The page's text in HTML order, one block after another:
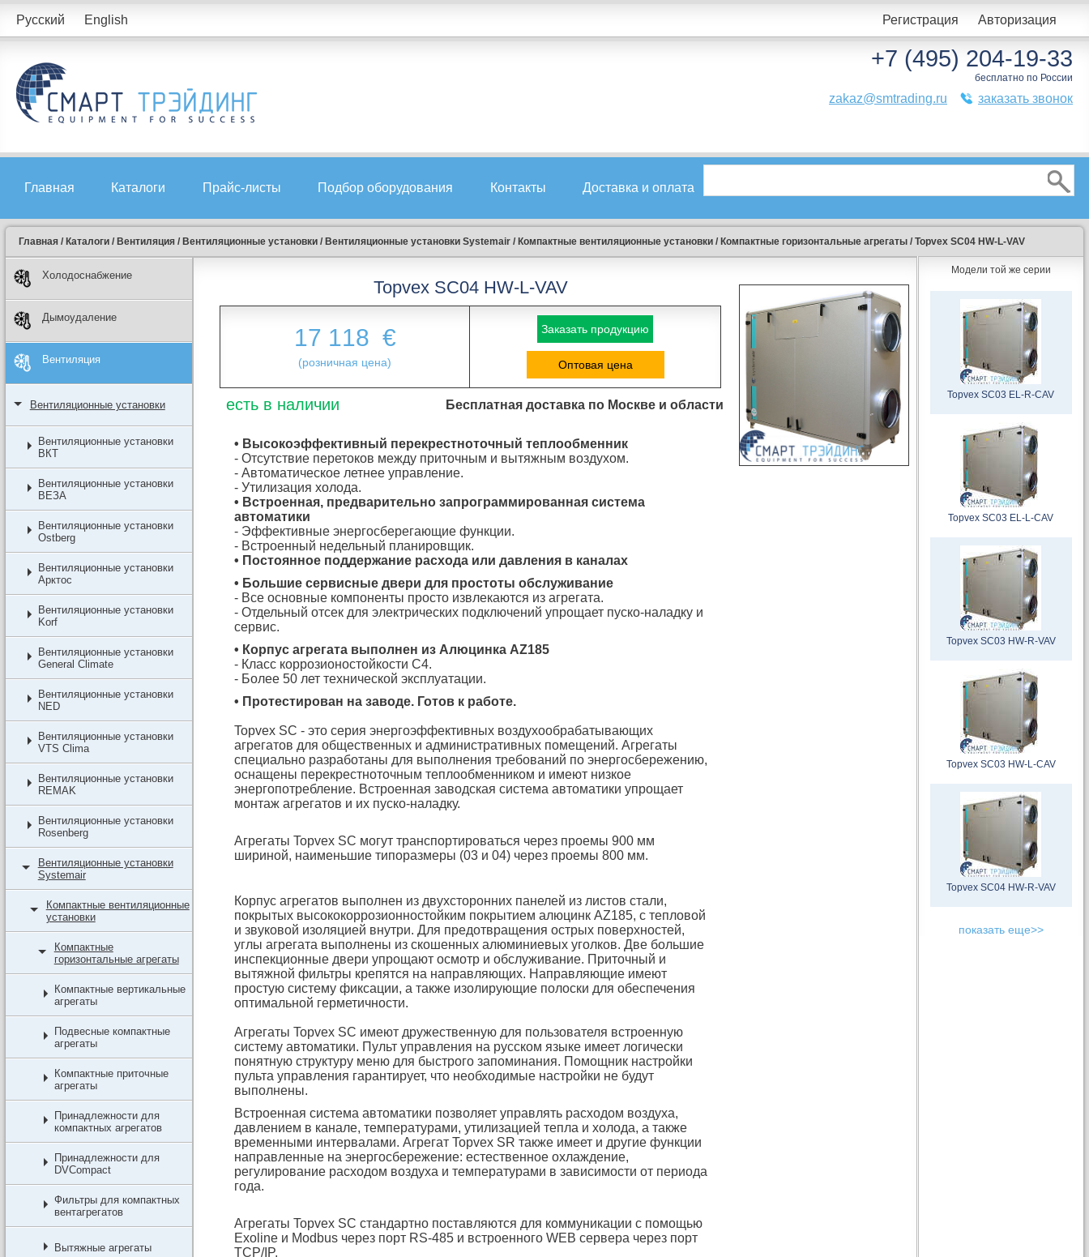
Русский English Регистрация Авторизация
+7 (495) 204-19-33
бесплатно по России
zakaz@smtrading.ru заказать звонок
Главная Каталоги Прайс-листы Подбор оборудования Контакты Доставка и оплата
Главная / Каталоги / Вентиляция / Вентиляционные установки / Вентиляционные установки Systemair / Компактные вентиляционные установки / Компактные горизонтальные агрегаты / Topvex SC04 HW-L-VAV
Холодоснабжение
Дымоудаление
Вентиляция
Вентиляционные установки
Вентиляционные установки
ВКТ
Вентиляционные установки
ВЕЗА
Вентиляционные установки
Ostberg
Вентиляционные установки
Арктос
Вентиляционные установки
Korf
Вентиляционные установки
General Climate
Вентиляционные установки
NED
Вентиляционные установки
VTS Clima
Вентиляционные установки
REMAK
Вентиляционные установки
Rosenberg
Вентиляционные установки
Systemair
Компактные вентиляционные
установки
Компактные
горизонтальные агрегаты
Компактные вертикальные
агрегаты
Подвесные компактные
агрегаты
Компактные приточные
агрегаты
Принадлежности для
компактных агрегатов
Принадлежности для
DVCompact
Фильтры для компактных
вентагрегатов
Вытяжные агрегаты
Topvex SC04 HW-L-VAV
17 118 €
(розничная цена)
Заказать продукцию
Оптовая цена
есть в наличии Бесплатная доставка по Москве и области
• Высокоэффективный перекрестноточный теплообменник
- Отсутствие перетоков между приточным и вытяжным воздухом.
- Автоматическое летнее управление.
- Утилизация холода.
• Встроенная, предварительно запрограммированная система
автоматики
- Эффективные энергосберегающие функции.
- Встроенный недельный планировщик.
• Постоянное поддержание расхода или давления в каналах
• Большие сервисные двери для простоты обслуживание
- Все основные компоненты просто извлекаются из агрегата.
- Отдельный отсек для электрических подключений упрощает пуско-наладку и
сервис.
• Корпус агрегата выполнен из Алюцинка AZ185
- Класс коррозионостойкости С4.
- Более 50 лет технической эксплуатации.
• Протестирован на заводе. Готов к работе.
Topvex SC - это серия энергоэффективных воздухообрабатывающих
агрегатов для общественных и административных помещений. Агрегаты
специально разработаны для выполнения требований по энергосбережению,
оснащены перекрестноточным теплообменником и имеют низкое
энергопотребление. Встроенная заводская система автоматики упрощает
монтаж агрегатов и их пуско-наладку.
Агрегаты Topvex SC могут транспортироваться через проемы 900 мм
шириной, наименьшие типоразмеры (03 и 04) через проемы 800 мм.
Корпус агрегатов выполнен из двухсторонних панелей из листов стали,
покрытых высококоррозионностойким покрытием алюцинк AZ185, с тепловой
и звуковой изоляцией внутри. Для предотвращения острых поверхностей,
углы агрегата выполнены из скошенных алюминиевых уголков. Две большие
инспекционные двери упрощают осмотр и обслуживание. Приточный и
вытяжной фильтры крепятся на направляющих. Направляющие имеют
простую систему фиксации, а также изолирующие полоски для обеспечения
оптимальной герметичности.
Агрегаты Topvex SC имеют дружественную для пользователя встроенную
систему автоматики. Пульт управления на русском языке имеет логически
понятную структуру меню для быстрого запоминания. Помощник настройки
пульта управления гарантирует, что необходимые настройки не будут
выполнены.
Встроенная система автоматики позволяет управлять расходом воздуха,
давлением в канале, температурами, утилизацией тепла и холода, а также
временными интервалами. Агрегат Topvex SR также имеет и другие функции
направленные на энергосбережение: естественное охлаждение,
регулирование расходом воздуха и температурами в зависимости от периода
года.
Агрегаты Topvex SC стандартно поставляются для коммуникации с помощью
Exoline и Modbus через порт RS-485 и встроенного WEB сервера через порт
TCP/IP.
Модели той же серии
Topvex SC03 EL-R-CAV
Topvex SC03 EL-L-CAV
Topvex SC03 HW-R-VAV
Topvex SC03 HW-L-CAV
Topvex SC04 HW-R-VAV
показать еще>>